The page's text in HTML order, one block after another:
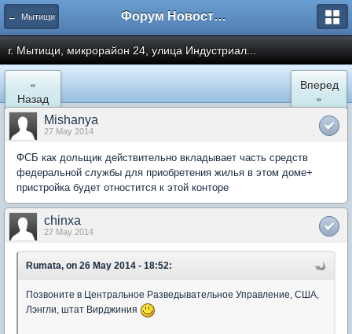
← Мытищи Форум Новостройки
г. Мытищи, микрорайон 24, улица Индустриал...
«
Назад
Вперед
»
Mishanya
27 May 2014
ФСБ как дольщик действительно вкладывает часть средств
федеральной службы для приобретения жилья в этом доме+
пристройка будет отностится к этой конторе
chinxa
27 May 2014
Rumata, on 26 May 2014 - 18:52:
Позвоните в Центральное Разведывательное Управление, США,
Лэнгли, штат Вирджиния